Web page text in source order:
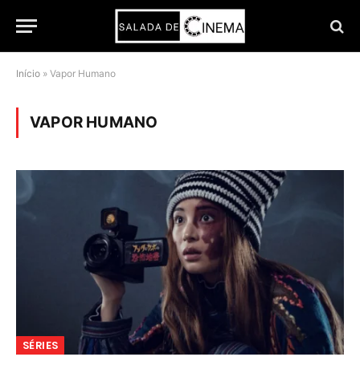
Início » Vapor Humano
VAPOR HUMANO
SÉRIES